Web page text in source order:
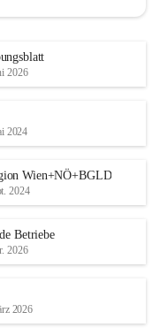
2026
2024
Wien+NÖ+BGLD
2024
Betriebe
2026
2026